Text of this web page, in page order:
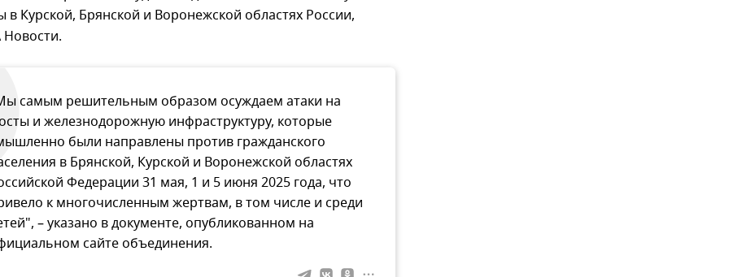
в Курской, Брянской и Воронежской областях России,
самым решительным образом осуждаем атаки на
и железнодорожную инфраструктуру, которые
были направлены против гражданского
в Брянской, Курской и Воронежской областях
Федерации 31 мая, 1 и 5 июня 2025 года, что
к многочисленным жертвам, в том числе и среди
– указано в документе, опубликованном на
сайте объединения.